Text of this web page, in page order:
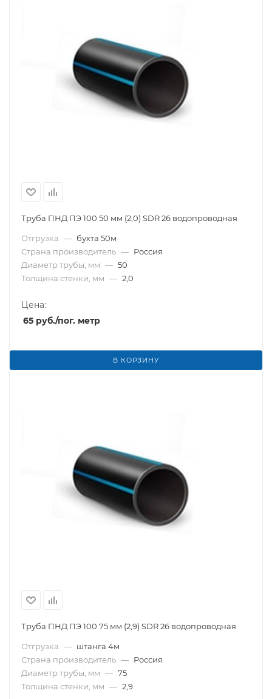
Труба ПНД ПЭ 100 50 мм (2,0) SDR 26 водопроводная
Отгрузка — бухта 50м
Страна производитель — Россия
Диаметр трубы, мм — 50
Толщина стенки, мм — 2,0
Цена:
65 руб./пог. метр
В КОРЗИНУ
Труба ПНД ПЭ 100 75 мм (2,9) SDR 26 водопроводная
Отгрузка — штанга 4м
Страна производитель — Россия
Диаметр трубы, мм — 75
Толщина стенки, мм — 2,9